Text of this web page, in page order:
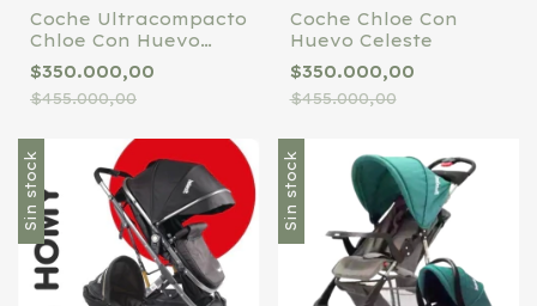
Coche Ultracompacto
Chloe Con Huevo
Verde felcraf
$350.000,00
$455.000,00
Coche Chloe Con
Huevo Celeste
$350.000,00
$455.000,00
Sin stock Sin stock